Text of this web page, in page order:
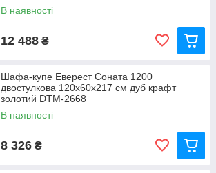
В наявності
12 488 ₴
Шафа-купе Еверест Соната 1200
двостулкова 120х60х217 см дуб крафт
золотий DTM-2668
В наявності
8 326 ₴